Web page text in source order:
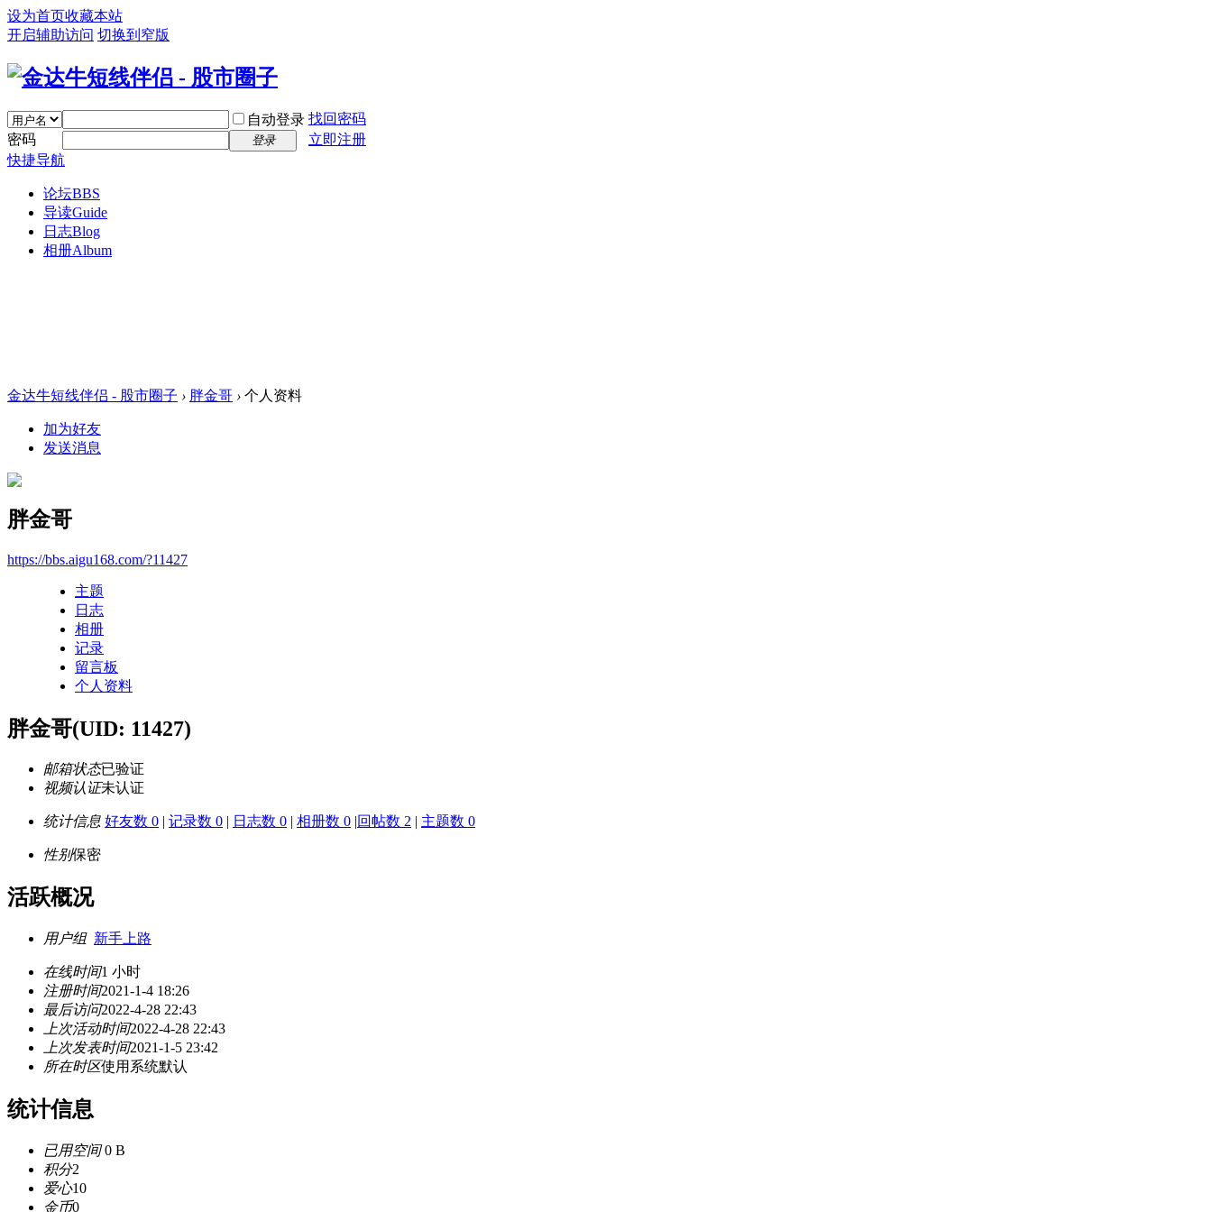
设为首页收藏本站
开启辅助访问 切换到窄版
自动登录 找回密码
密码
登录
立即注册
快捷导航
论坛BBS
导读Guide
日志Blog
相册Album
金达牛短线伴侣 - 股市圈子 › 胖金哥 › 个人资料
加为好友
发送消息
胖金哥
https://bbs.aigu168.com/?11427
主题
日志
相册
记录
留言板
个人资料
胖金哥(UID: 11427)
邮箱状态已验证
视频认证未认证
统计信息 好友数 0 | 记录数 0 | 日志数 0 | 相册数 0 |回帖数 2 | 主题数 0
性别保密
活跃概况
用户组 新手上路
在线时间1 小时
注册时间2021-1-4 18:26
最后访问2022-4-28 22:43
上次活动时间2022-4-28 22:43
上次发表时间2021-1-5 23:42
所在时区使用系统默认
统计信息
已用空间0 B
积分2
爱心10
金币0